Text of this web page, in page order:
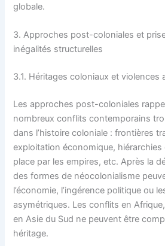
globale.
3. Approches post-coloniales et
inégalités structurelles
3.1. Héritages coloniaux et violences
Les approches post-coloniales
nombreux conflits contemporains
dans l’histoire coloniale : frontières
exploitation économique,
place par les empires, etc. Après la
des formes de néocolonialisme
l’économie, l’ingérence politique ou
asymétriques. Les conflits en
en Asie du Sud ne peuvent être
héritage.